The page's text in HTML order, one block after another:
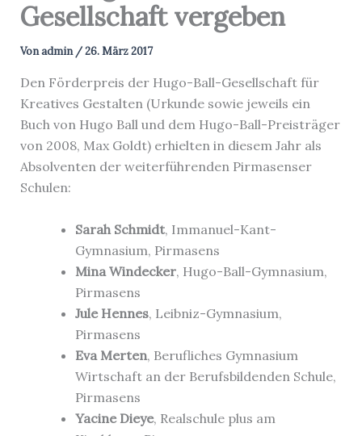
Gesellschaft vergeben
Vonadmin /26. März 2017
Den Förderpreis der Hugo-Ball-Gesellschaft für
Kreatives Gestalten (Urkunde sowie jeweils ein
Buch von Hugo Ball und dem Hugo-Ball-Preisträger
von 2008, Max Goldt) erhielten in diesem Jahr als
Absolventen der weiterführenden Pirmasenser
Schulen:
Sarah Schmidt, Immanuel-Kant-
Gymnasium, Pirmasens
Mina Windecker, Hugo-Ball-Gymnasium,
Pirmasens
Jule Hennes, Leibniz-Gymnasium,
Pirmasens
Eva Merten, Berufliches Gymnasium
Wirtschaft an der Berufsbildenden Schule,
Pirmasens
Yacine Dieye, Realschule plus am